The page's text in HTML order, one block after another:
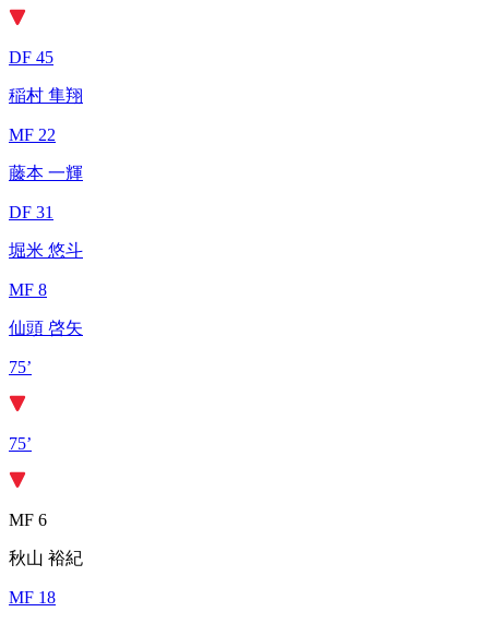
DF 45
稲村 隼翔
MF 22
藤本 一輝
DF 31
堀米 悠斗
MF 8
仙頭 啓矢
75’
75’
MF 6
秋山 裕紀
MF 18